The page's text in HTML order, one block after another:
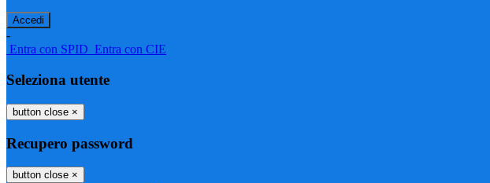
-
Entra con SPID Entra con CIE
Seleziona utente
button close ×
Recupero password
button close ×